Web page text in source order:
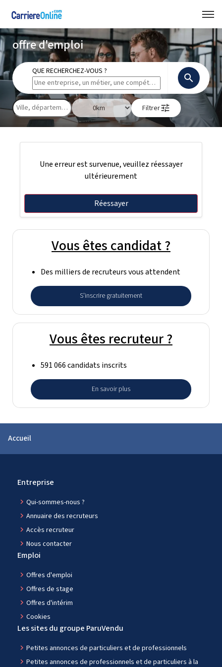
offre d'emploi
QUE RECHERCHEZ-VOUS ?
search
Filtrertune
Une erreur est survenue, veuillez réessayer
ultérieurement
Réessayer
Vous êtes candidat ?
Des milliers de recruteurs vous attendent
S'inscrire gratuitement
Vous êtes recruteur ?
591 066 candidats inscrits
En savoir plus
Accueil
Entreprise
navigate_next Qui-sommes-nous ?
navigate_next Annuaire des recruteurs
navigate_next Accès recruteur
navigate_next Nous contacter
Emploi
navigate_next Offres d'emploi
navigate_next Offres de stage
navigate_next Offres d'intérim
navigate_next Cookies
Les sites du groupe ParuVendu
navigate_next Petites annonces de particuliers et de professionnels
navigate_next Petites annonces de professionnels et de particuliers à la